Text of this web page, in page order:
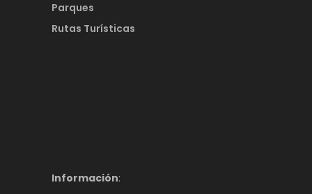
Parques
Rutas Turísticas
Información: